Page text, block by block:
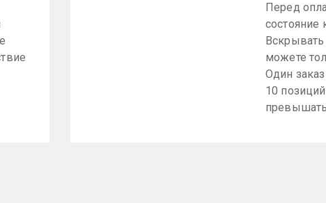
Перед
состояние
Вскрывать
можете
Один
10